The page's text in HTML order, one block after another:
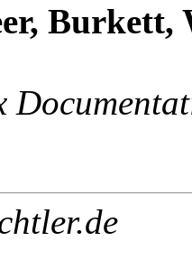
, Burkett,